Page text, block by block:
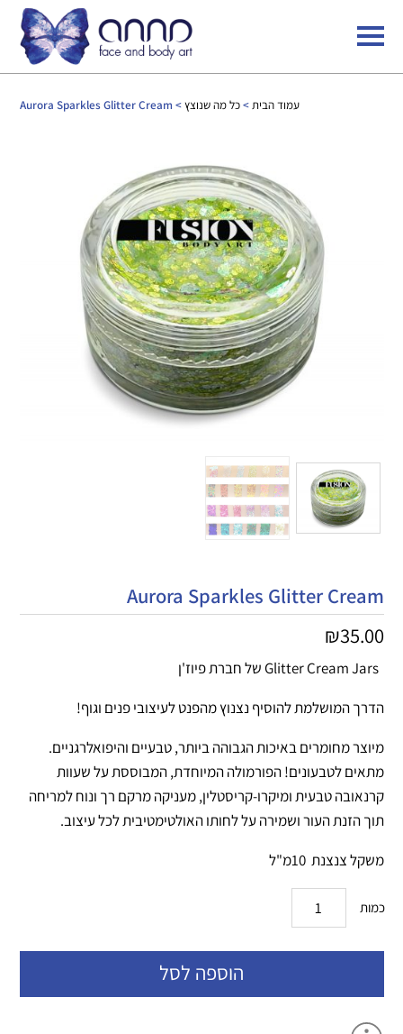
עמוד הבית>כל מה שנוצץ> Aurora Sparkles Glitter Cream
Aurora Sparkles Glitter Cream
₪35.00
Glitter Cream Jars של חברת פיוז'ן
הדרך המושלמת להוסיף נצנוץ מהפנט לעיצובי פנים וגוף!
מיוצר מחומרים באיכות הגבוהה ביותר, טבעיים והיפואלרגניים.
מתאים לטבעונים! הפורמולה המיוחדת, המבוססת על שעוות
קרנאובה טבעית ומיקרו-קריסטלין, מעניקה מרקם רך ונוח למריחה
תוך הזנת העור ושמירה על לחותו האולטימטיבית לכל עיצוב.
משקל צנצנת 10מ"ל
כמות
הוספה לסל